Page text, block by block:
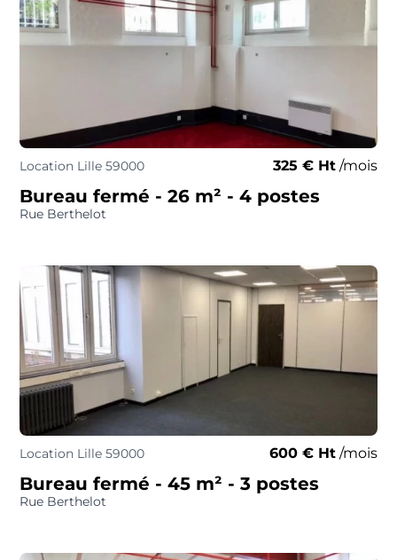
Location Lille 59000 325 € Ht/mois
Bureau fermé - 26 m² - 4 postes
Rue Berthelot
Location Lille 59000 600 € Ht/mois
Bureau fermé - 45 m² - 3 postes
Rue Berthelot